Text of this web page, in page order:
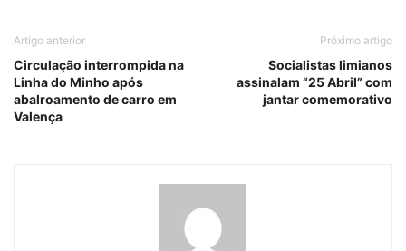
Artigo anterior
Circulação interrompida na
Linha do Minho após
abalroamento de carro em
Valença
Próximo artigo
Socialistas limianos
assinalam “25 Abril” com
jantar comemorativo